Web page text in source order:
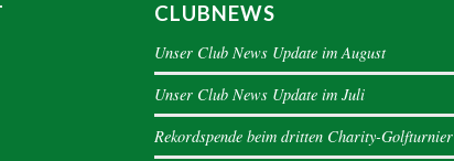
CLUBNEWS
Unser Club News Update im August
Unser Club News Update im Juli
Rekordspende beim dritten Charity-Golfturnier